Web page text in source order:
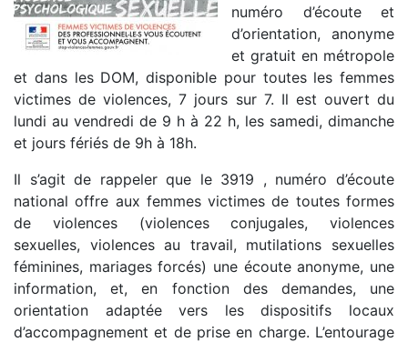
numéro d’écoute et
d’orientation, anonyme
et gratuit en métropole
et dans les DOM, disponible pour toutes les femmes
victimes de violences, 7 jours sur 7. Il est ouvert du
lundi au vendredi de 9 h à 22 h, les samedi, dimanche
et jours fériés de 9h à 18h.
Il s’agit de rappeler que le 3919 , numéro d’écoute
national offre aux femmes victimes de toutes formes
de violences (violences conjugales, violences
sexuelles, violences au travail, mutilations sexuelles
féminines, mariages forcés) une écoute anonyme, une
information, et, en fonction des demandes, une
orientation adaptée vers les dispositifs locaux
d’accompagnement et de prise en charge. L’entourage